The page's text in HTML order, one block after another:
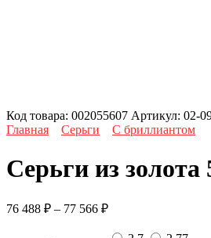
Код товара: 002055607 Артикул: 02-
Главная
Серьги С бриллиантом
Серьги из
76 488 ₽ – 77 566 ₽Диапазон
76